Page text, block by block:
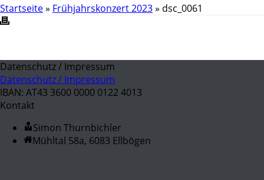
Startseite» Frühjahrskonzert 2023» dsc_0061
Datenschutz / Impressum
Datenschutz / Impressum
IBAN: AT43 3600 0000 0122 4013
Kontakt
Simon Thurnbichler
Mühltal 58a, 6083 Ellbögen